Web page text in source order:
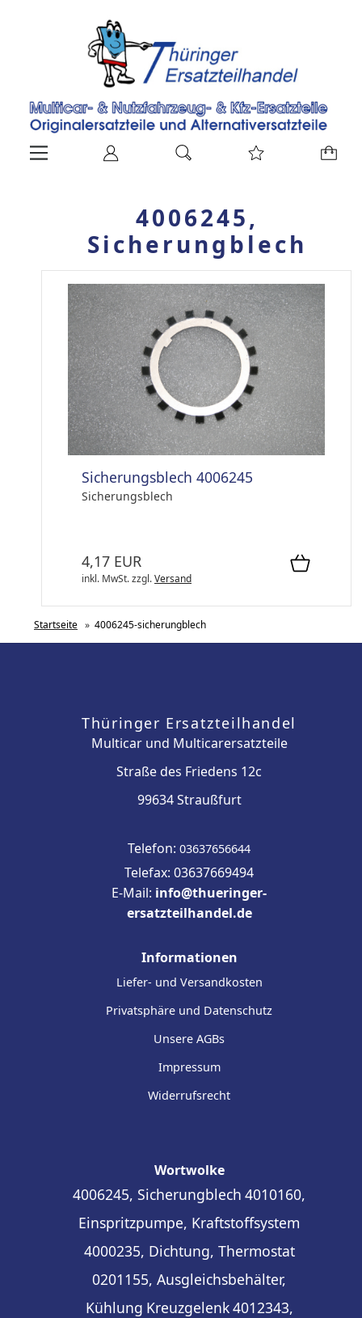
4006245,
Sicherungblech
Sicherungsblech 4006245
Sicherungsblech
4,17 EUR
inkl. MwSt.zzgl.Versand
Startseite » 4006245-sicherungblech
Thüringer Ersatzteilhandel
Multicar und Multicarersatzteile
Straße des Friedens 12c
99634 Straußfurt
Telefon: 03637656644
Telefax: 03637669494
E-Mail: info@thueringer-
ersatzteilhandel.de
Informationen
Liefer- und Versandkosten
Privatsphäre und Datenschutz
Unsere AGBs
Impressum
Widerrufsrecht
Wortwolke
4006245, Sicherungblech 4010160,
Einspritzpumpe, Kraftstoffsystem
4000235, Dichtung, Thermostat
0201155, Ausgleichsbehälter,
Kühlung Kreuzgelenk4012343,